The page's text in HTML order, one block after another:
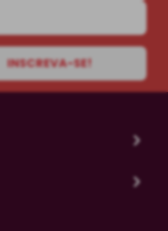
INSCREVA-SE!